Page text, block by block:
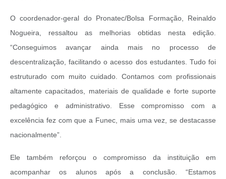
O coordenador-geral do Pronatec/Bolsa Formação, Reinaldo
Nogueira, ressaltou as melhorias obtidas nesta edição.
“Conseguimos avançar ainda mais no processo de
descentralização, facilitando o acesso dos estudantes. Tudo foi
estruturado com muito cuidado. Contamos com profissionais
altamente capacitados, materiais de qualidade e forte suporte
pedagógico e administrativo. Esse compromisso com a
excelência fez com que a Funec, mais uma vez, se destacasse
nacionalmente”.
Ele também reforçou o compromisso da instituição em
acompanhar os alunos após a conclusão. “Estamos